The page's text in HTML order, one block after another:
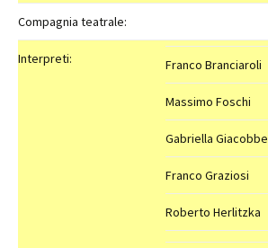
Compagnia teatrale:
Interpreti: Franco Branciaroli
Massimo Foschi
Gabriella Giacobbe
Franco Graziosi
Roberto Herlitzka